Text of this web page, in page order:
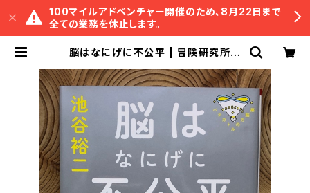
100マイルアドベンチャー開催のため、8月22日まで
全ての業務を休止します。
脳はなにげに不公平 | 冒険研究所書